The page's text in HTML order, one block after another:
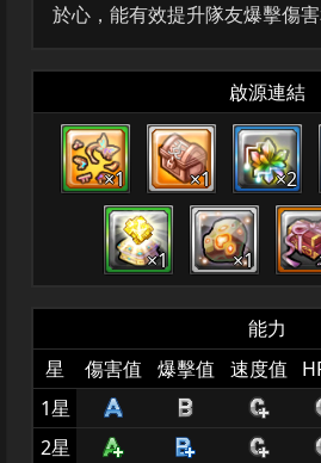
於心，能有效提升隊友爆擊傷害
啟源連結
×1 ×1 ×2
×1 ×1
能力
星
傷害值 爆擊值 速度值
1星
2星